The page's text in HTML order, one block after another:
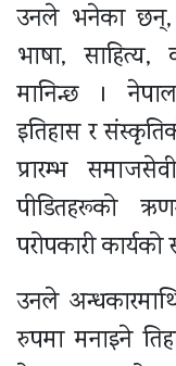
उनले भनेका छन्,
भाषा,
मानिन्छ ।
इतिहास र
प्रारम्भ
पीडितहरूको
परोपकारी
उनले
रुपमा मनाइने